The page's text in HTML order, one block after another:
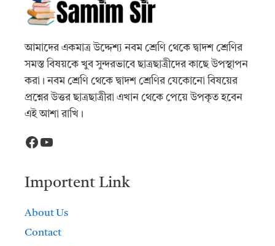
আমাদের একমাত্র উদ্দেশ্য নবম শ্রেণি থেকে দ্বাদশ শ্রেণির
সমস্ত বিষয়কে খুব সুন্দরভাবে ছাত্রছাত্রীদের কাছে উপস্থাপন
করা। নবম শ্রেণি থেকে দ্বাদশ শ্রেণির যেকোনো বিষয়ের
প্রশ্নের উত্তর ছাত্রছাত্রীরা এখান থেকে পেয়ে উপকৃত হবেন
এই আশা রাখি।
Facebook
YouTube
Importent Link
About Us
Contact